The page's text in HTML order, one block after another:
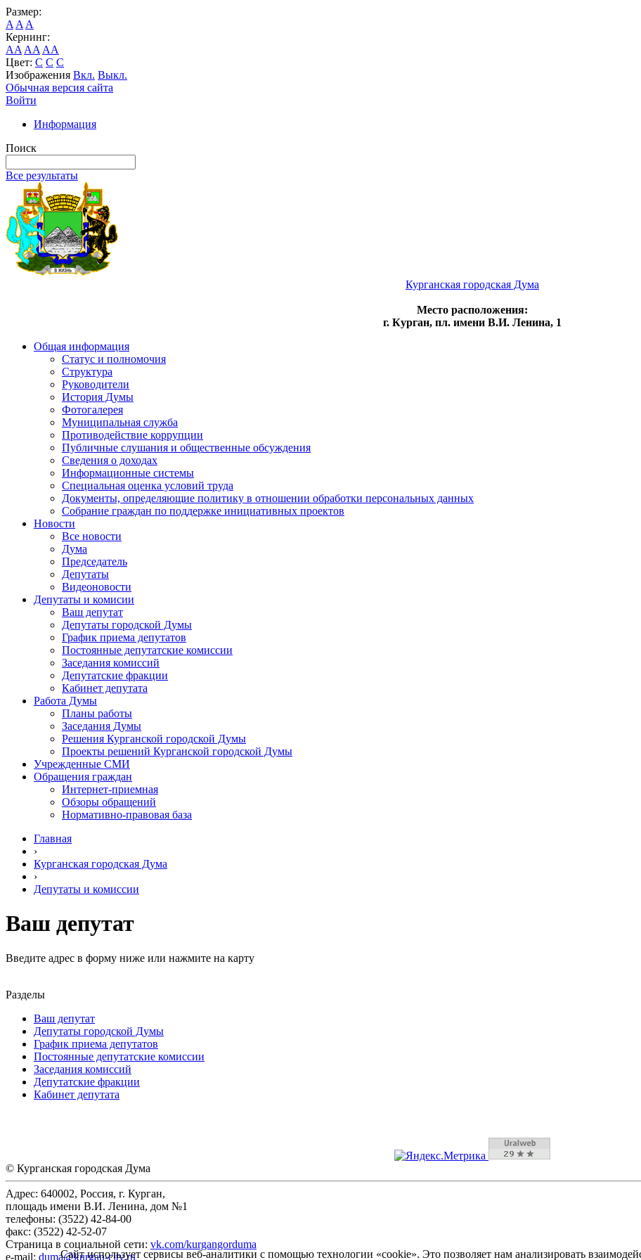
Размер:
A A A
Кернинг:
AA AA AA
Цвет: C C C
Изображения Вкл. Выкл.
Обычная версия сайта
Войти
Информация
Поиск
Все результаты
Курганская городская Дума
Место расположения:
г. Курган, пл. имени В.И. Ленина, 1
Общая информация
Статус и полномочия
Структура
Руководители
История Думы
Фотогалерея
Муниципальная служба
Противодействие коррупции
Публичные слушания и общественные обсуждения
Сведения о доходах
Информационные системы
Специальная оценка условий труда
Документы, определяющие политику в отношении обработки персональных данных
Собрание граждан по поддержке инициативных проектов
Новости
Все новости
Дума
Председатель
Депутаты
Видеоновости
Депутаты и комисии
Ваш депутат
Депутаты городской Думы
График приема депутатов
Постоянные депутатские комиссии
Заседания комиссий
Депутатские фракции
Кабинет депутата
Работа Думы
Планы работы
Заседания Думы
Решения Курганской городской Думы
Проекты решений Курганской городской Думы
Учрежденные СМИ
Обращения граждан
Интернет-приемная
Обзоры обращений
Нормативно-правовая база
Главная
›
Курганская городская Дума
›
Депутаты и комиссии
Ваш депутат
Введите адрес в форму ниже или нажмите на карту
Разделы
Ваш депутат
Депутаты городской Думы
График приема депутатов
Постоянные депутатские комиссии
Заседания комиссий
Депутатские фракции
Кабинет депутата
© Курганская городская Дума
Адрес: 640002, Россия, г. Курган,
площадь имени В.И. Ленина, дом №1
телефоны: (3522) 42-84-00
факс: (3522) 42-52-07
Страница в социальной сети: vk.com/kurgangorduma
e-mail: duma@kurgan-city.ru
Сайт использует сервисы веб-аналитики с помощью технологии «cookie». Это позволяет нам анализировать